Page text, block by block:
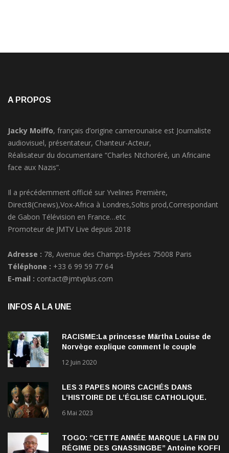
A PROPOS
Jacky Moiffo, français d’origine camerounaise est Journaliste
audiovisuel, présentateur, Chanteur-Acteur,
Réalisateur du documentaire “Charles Ntchoréré, un Africaine
face aux Nazis”.
Il a précédemment officié sur Yvelines Première,
Direct8(Cnews),Vox-Africa à Londres,Soltis prod,Correspondant
de Gabon Télévision en France…etc
Promoteur de JMTV Live depuis 2018
Adresse : 78, Avenue des Champs-Elysées 75008 Paris
Téléphone : +33 6 99 59 77 64
E-mail : contact@jmtvplus.com
INFOS A LA UNE
RACISME:La princesse Märtha Louise de
Norvège explique comment le couple
Verrett lui a ouvert les yeux sur le racisme
12 Juin 2020
LES 3 PAPES NOIRS CACHÉS DANS
L’HISTOIRE DE L’ÉGLISE CATHOLIQUE.
6 Mai 2023
TOGO: “CETTE ANNÉE MARQUE LA FIN DU
RÉGIME DES GNASSINGBE” Antoine KOFFI